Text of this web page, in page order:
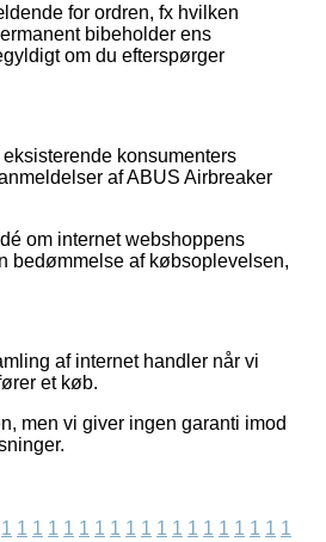
for ordren, fx hvilken
bibeholder ens
om du efterspørger
konsumenters
af ABUS Airbreaker
om internet webshoppens
bedømmelse af købsoplevelsen,
af internet handler når vi
et køb.
men vi giver ingen garanti imod
1 1 1 1 1 1 1 1 1 1 1 1 1 1 1 1 1 1 1